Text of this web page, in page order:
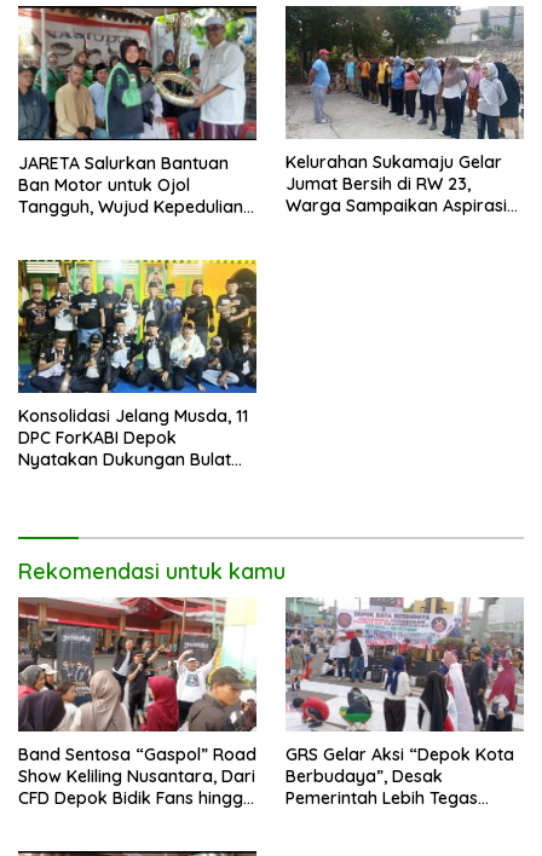
JARETA Salurkan Bantuan
Ban Motor untuk Ojol
Tangguh, Wujud Kepedulian
Kelurahan Sukamaju Gelar
Jumat Bersih di RW 23,
Warga Sampaikan Aspirasi
Konsolidasi Jelang Musda, 11
DPC ForKABI Depok
Nyatakan Dukungan Bulat
Rekomendasi untuk kamu
Band Sentosa “Gaspol” Road
Show Keliling Nusantara, Dari
CFD Depok Bidik Fans hingga
GRS Gelar Aksi “Depok Kota
Berbudaya”, Desak
Pemerintah Lebih Tegas